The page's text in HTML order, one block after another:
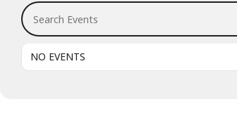
Search Events
NO EVENTS